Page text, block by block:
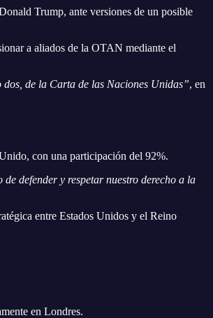
Trump, ante versiones de un posible
a aliados de la OTAN mediante el
de la Carta de las Naciones Unidas”, en
con una participación del 92%.
defender y respetar nuestro derecho a la
entre Estados Unidos y el Reino
en Londres.